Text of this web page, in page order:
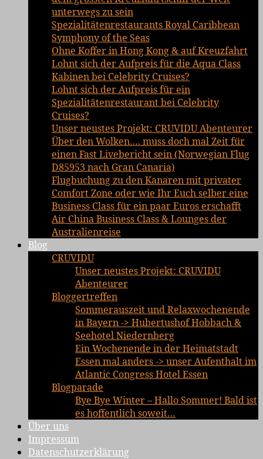
unterwegs zu sein
Spezialitätenrestaurants Royal Caribbean
Symphony of the Seas
Ohne Koffer in Hong Kong & auf Kreuzfahrt
Lohnt sich der Aufpreis für die Aqua Class
Kabinen bei Celebrity Cruises?
Lohnt sich der Aufpreis für ein
Spezialitätenrestaurant bei Celebrity
Cruises?
Unser neustes Projekt: CRUVIDU Abenteurer
Über den Wolken…. muss doch mal Zeit für
einen Fast Livebericht sein (Norwegian Flug
D85953 nach Gran Canaria)
Flugbuchung zu den Kanaren mit privater
Comfort Zone oder wie Ihr Euch selber eine
Business Class für ein paar Euros erschafft
Air China Business Class & Lounges der
Australienreise
Blog
CRUVIDU
Unser neustes Projekt: CRUVIDU
Abenteurer
Bloggertreffen
Sommerauszeit und Relaxwochenende
in Bayern -> Hubertushof Hobbach &
Seehotel Niedernberg
Ein Wochenende in der Heimatstadt
Essen mal anders -> unser Aufenthalt im
Atlantic Congress Hotel Essen
Blogparade
Bye Bye Winter – Hallo Sommer! Bald ist
es hoffentlich soweit…
Über uns
Impressum
Datenschutzerklärung